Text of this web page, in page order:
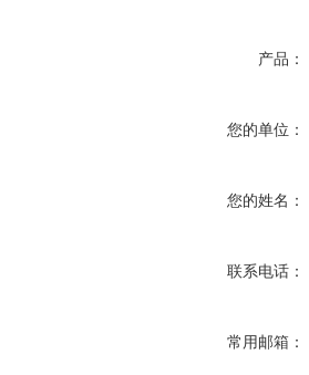
产品：
您的单位：
您的姓名：
联系电话：
常用邮箱：